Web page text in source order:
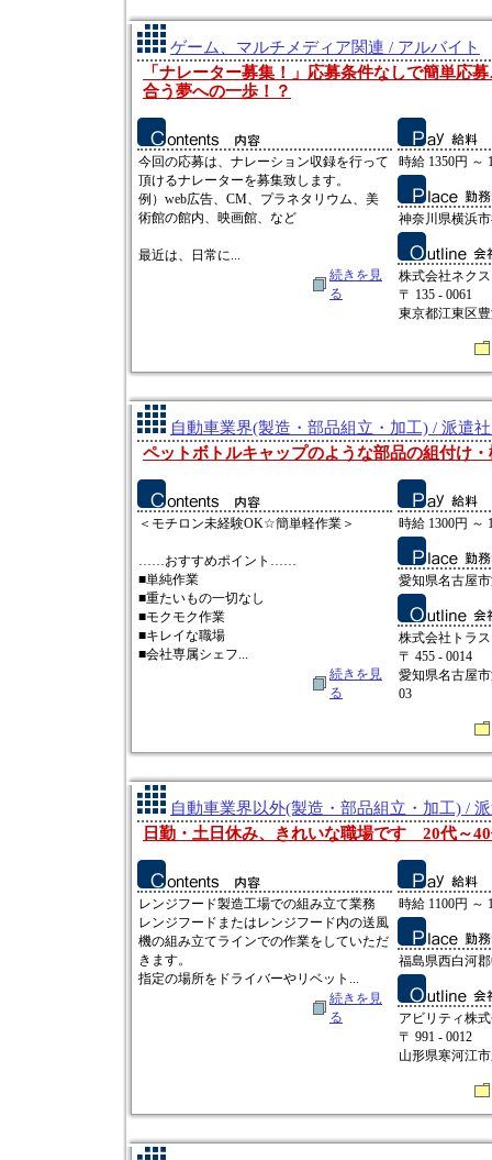
ゲーム、マルチメディア関連 / アルバイト
「ナレーター募集！」応募条件なしで簡単応
合う夢への一歩！？
今回の応募は、ナレーション収録を行って
頂けるナレーターを募集致します。
例）web広告、CM、プラネタリウム、美
術館の館内、映画館、など
最近は、日常に...
続きを見
る
時給 1350円 ～
神奈川県横浜
株式会社ネク
〒 135 - 0061
東京都江東区
自動車業界(製造・部品組立・加工) / 派遣
ペットボトルキャップのような部品の組付け・
＜モチロン未経験OK☆簡単軽作業＞
……おすすめポイント……
■単純作業
■重たいもの一切なし
■モクモク作業
■キレイな職場
■会社専属シェフ...
続きを見
る
時給 1300円 ～
愛知県名古屋
株式会社トラ
〒 455 - 0014
愛知県名古屋
03
自動車業界以外(製造・部品組立・加工) /
日勤・土日休み、きれいな職場です 20代～
レンジフード製造工場での組み立て業務
レンジフードまたはレンジフード内の送風
機の組み立てラインでの作業をしていただ
きます。
指定の場所をドライバーやリベット...
続きを見
る
時給 1100円 ～
福島県西白河
アビリティ株
〒 991 - 0012
山形県寒河江